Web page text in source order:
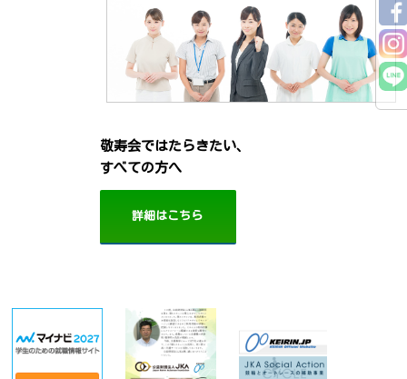
敬寿会ではたらきたい、
すべての方へ
詳細はこちら